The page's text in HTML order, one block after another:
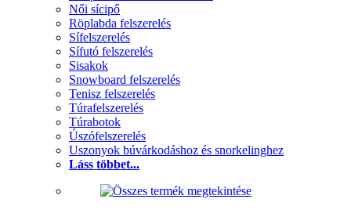
Női sícipő
Röplabda felszerelés
Sífelszerelés
Sífutó felszerelés
Sisakok
Snowboard felszerelés
Tenisz felszerelés
Túrafelszerelés
Túrabotok
Úszófelszerelés
Uszonyok búvárkodáshoz és snorkelinghez
Láss többet...